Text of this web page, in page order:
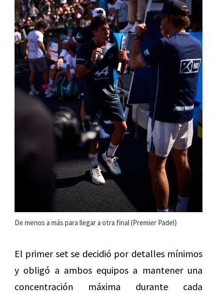
De menos a más para llegar a otra final (Premier Padel)
El primer set se decidió por detalles mínimos
y obligó a ambos equipos a mantener una
concentración máxima durante cada